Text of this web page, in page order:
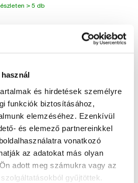
és hirdetések személyre
funkciók biztosításához,
elemzéséhez. Ezenkívül
és elemező partnereinkkel
vonatkozó
az adatokat más olyan
adott meg számukra vagy az
gyűjtöttek.
> 5 db
és cikkek